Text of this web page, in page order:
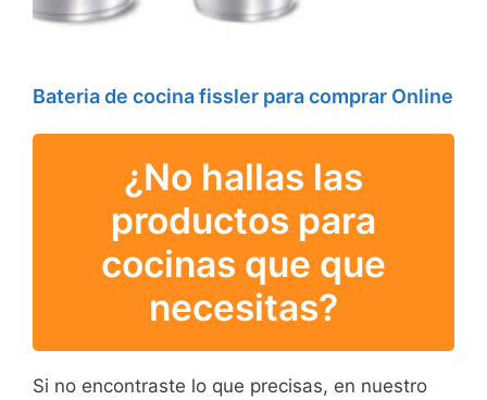
Bateria de cocina fissler para comprar Online
¿No hallas las
productos para
cocinas que que
necesitas?
Si no encontraste lo que precisas, en nuestro